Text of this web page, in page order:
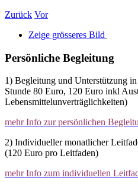
Zurück Vor
Zeige grösseres Bild
Persönliche Begleitung
1) Begleitung und Unterstützung
Stunde 80 Euro, 120 Euro inkl
Lebensmittelunverträglichkeiten)
mehr Info zur persönlichen
2) Individueller monatlicher
(120 Euro pro Leitfaden)
mehr Info zum individuellen